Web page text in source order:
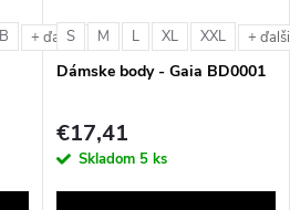
+ ďalšie
S M L XL XXL +
Dámske body - Gaia BD0001
€17,41
Skladom 5 ks